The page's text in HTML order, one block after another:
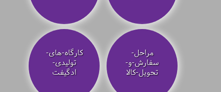
مراحل-
سفارش-و-
تحویل-کالا
کارگاه-های-
تولیدی-
ادگیفت